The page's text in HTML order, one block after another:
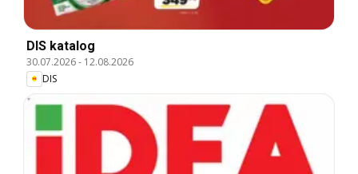
DIS katalog
30.07.2026- 12.08.2026
DIS